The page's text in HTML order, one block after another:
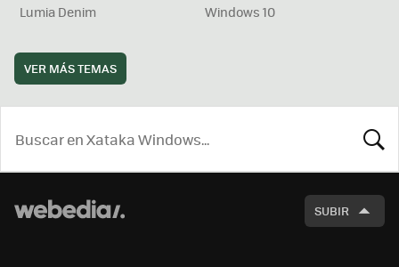
Lumia Denim
Windows 10
VER MÁS TEMAS
SUBIR